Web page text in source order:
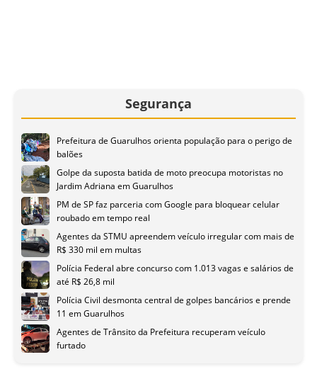
Segurança
Prefeitura de Guarulhos orienta população para o perigo de
balões
Golpe da suposta batida de moto preocupa motoristas no
Jardim Adriana em Guarulhos
PM de SP faz parceria com Google para bloquear celular
roubado em tempo real
Agentes da STMU apreendem veículo irregular com mais de
R$ 330 mil em multas
Polícia Federal abre concurso com 1.013 vagas e salários de
até R$ 26,8 mil
Polícia Civil desmonta central de golpes bancários e prende
11 em Guarulhos
Agentes de Trânsito da Prefeitura recuperam veículo
furtado